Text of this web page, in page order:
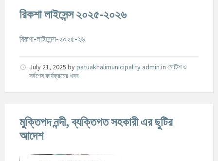
রিকশা লাইসেন্স ২০২৫-২০২৬
রিকশা-লাইসেন্স-২০২৫-২৬
July 21, 2025 bypatuakhalimunicipality admin in নোটিশ ও
সর্বশেষ কার্যক্রমের খবর
মুক্তিপদ নন্দী, ব্যক্তিগত সহকারী এর ছুটির
আদেশ